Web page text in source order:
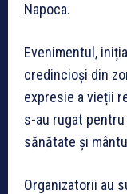
Napoca.
Evenimentul,
credincioși din
expresie a vieții
s-au rugat
sănătate și
Organizatorii au